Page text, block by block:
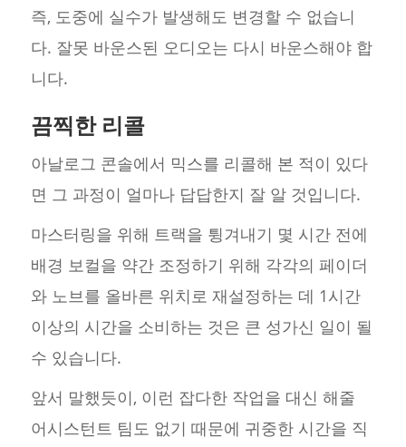
즉, 도중에 실수가 발생해도 변경할 수 없습니
다. 잘못 바운스된 오디오는 다시 바운스해야 합
니다.
끔찍한 리콜
아날로그 콘솔에서 믹스를 리콜해 본 적이 있다
면 그 과정이 얼마나 답답한지 잘 알 것입니다.
마스터링을 위해 트랙을 튕겨내기 몇 시간 전에
배경 보컬을 약간 조정하기 위해 각각의 페이더
와 노브를 올바른 위치로 재설정하는 데 1시간
이상의 시간을 소비하는 것은 큰 성가신 일이 될
수 있습니다.
앞서 말했듯이, 이런 잡다한 작업을 대신 해줄
어시스턴트 팀도 없기 때문에 귀중한 시간을 직